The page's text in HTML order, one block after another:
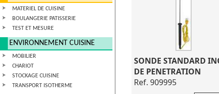
MATERIEL DE CUISINE
BOULANGERIE PATISSERIE
TEST ET MESURE
ENVIRONNEMENT CUISINE
MOBILIER
CHARIOT
STOCKAGE CUISINE
TRANSPORT ISOTHERME
SONDE STANDARD
DE PENETRATION
Ref. 909995